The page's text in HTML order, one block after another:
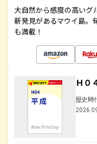
大自然から感度の高いグ
新発見があるマウイ島。
も満載！
Ｈ
歴史時